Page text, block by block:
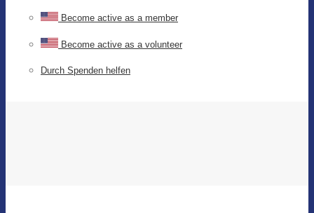
Become active as a member
Become active as a volunteer
Durch Spenden helfen